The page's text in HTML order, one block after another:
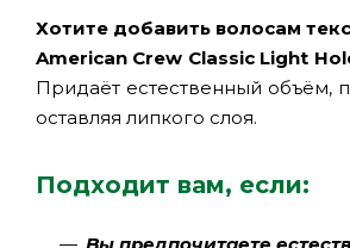
Хотите добавить волосам
American Crew Classic Light
Придаёт естественный объём,
оставляя липкого слоя.
Подходит вам, если: